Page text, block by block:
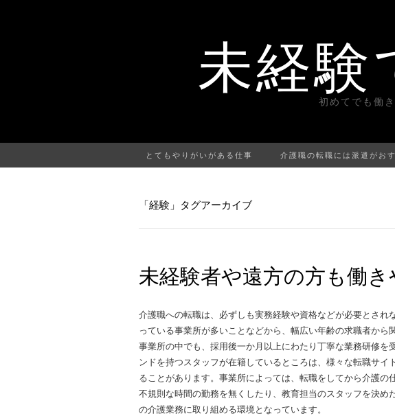
未経験
初めてでも働
とてもやりがいがある仕事 介護職の転職には派遣がお
「経験」タグアーカイブ
未経験者や遠方の方も働
介護職への転職は、必ずしも実務経験や資格などが必要とされ
っている事業所が多いことなどから、幅広い年齢の求職者から
事業所の中でも、採用後一か月以上にわたり丁寧な業務研修を
ンドを持つスタッフが在籍しているところは、様々な転職サイ
ることがあります。事業所によっては、転職をしてから介護の
不規則な時間の勤務を無くしたり、教育担当のスタッフを決め
の介護業務に取り組める環境となっています。